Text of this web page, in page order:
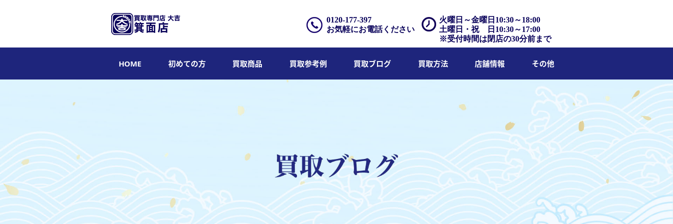
火曜日～金曜日10:30～18:00
土曜日・祝 日10:30～17:00
※受付時間は閉店の30分前まで
0120-177-397
お気軽にお電話ください
HOME 初めての方 買取商品 買取参考例 買取ブログ 買取方法 店舗情報 その他